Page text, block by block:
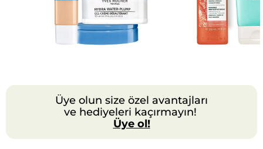
Üye olun size özel avantajları
ve hediyeleri kaçırmayın!
Üye ol!